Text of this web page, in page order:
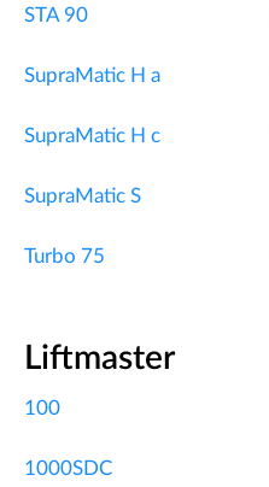
STA 90
SupraMatic H a
SupraMatic H c
SupraMatic S
Turbo 75
Liftmaster
100
1000SDC